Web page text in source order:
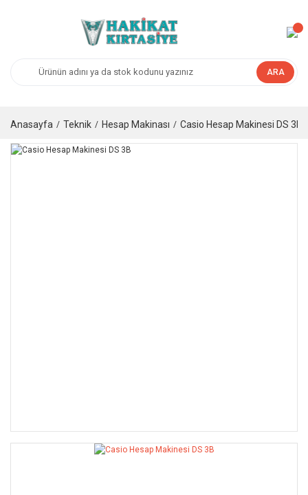
ARA
Anasayfa Teknik Hesap Makinası Casio Hesap Makinesi DS 3B